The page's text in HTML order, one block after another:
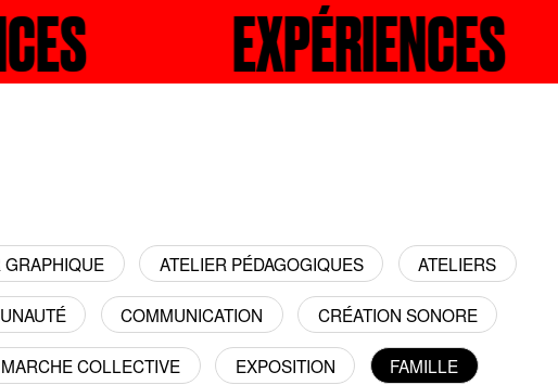
RECHERCHER
GRAPHIQUE ATELIER PÉDAGOGIQUES ATELIERS
COMMUNICATION CRÉATION SONORE
COLLECTIVE EXPOSITION FAMILLE